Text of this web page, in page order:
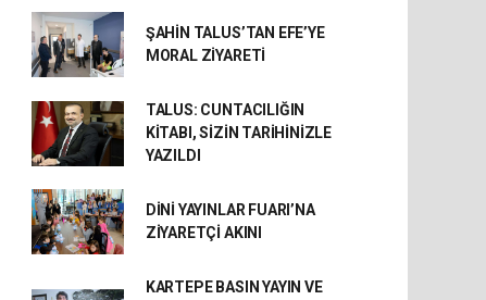
ŞAHİN TALUS’TAN EFE’YE
MORAL ZİYARETİ
TALUS: CUNTACILIĞIN
KİTABI, SİZİN TARİHİNİZLE
YAZILDI
DİNİ YAYINLAR FUARI’NA
ZİYARETÇİ AKINI
KARTEPE BASIN YAYIN VE